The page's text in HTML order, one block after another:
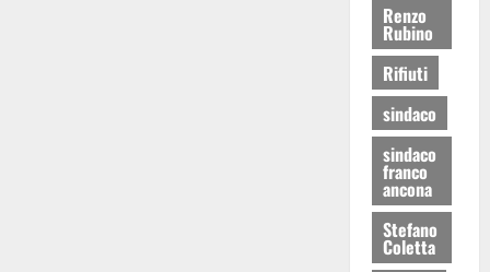
Renzo
Rubino
Rifiuti
sindaco
sindaco
franco
ancona
Stefano
Coletta